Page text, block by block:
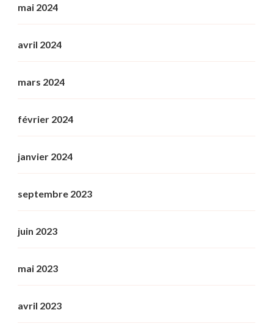
mai 2024
avril 2024
mars 2024
février 2024
janvier 2024
septembre 2023
juin 2023
mai 2023
avril 2023